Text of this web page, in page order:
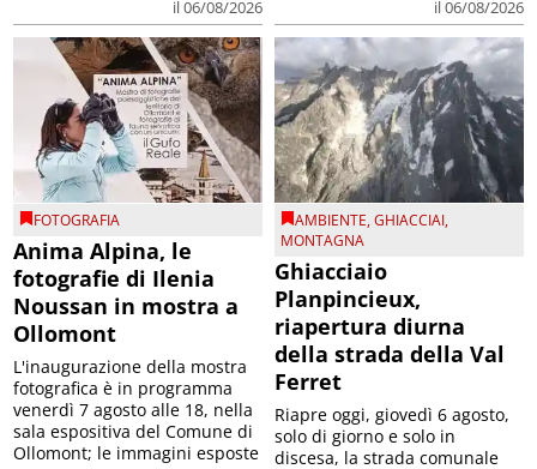
il 06/08/2026 il 06/08/2026
FOTOGRAFIA
Anima Alpina, le
fotografie di Ilenia
Noussan in mostra a
Ollomont
L'inaugurazione della mostra
fotografica è in programma
venerdì 7 agosto alle 18, nella
sala espositiva del Comune di
Ollomont; le immagini esposte
AMBIENTE,GHIACCIAI,
MONTAGNA
Ghiacciaio
Planpincieux,
riapertura diurna
della strada della Val
Ferret
Riapre oggi, giovedì 6 agosto,
solo di giorno e solo in
discesa, la strada comunale